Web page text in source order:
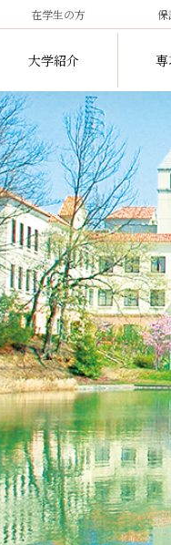
在学生の方 保
大学紹介